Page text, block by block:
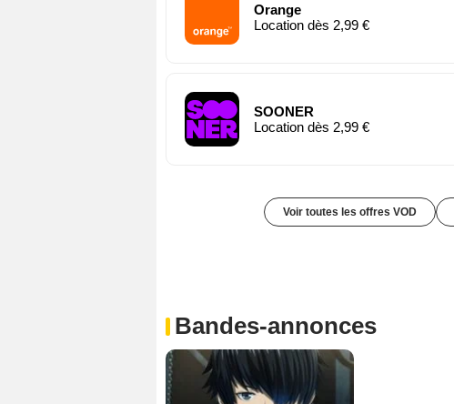
Orange
Location dès 2,99 €
SOONER
Location dès 2,99 €
Voir toutes les offres VOD
Bandes-annonces